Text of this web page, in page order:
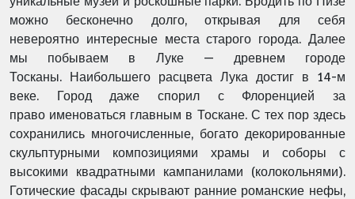
можно бесконечно долго, открывая для себя
невероятно интересные места старого города. Далее
мы побываем в Луке — древнем городе
Тосканы. Наибольшего расцвета Лука достиг в 14-м
веке. Город даже спорил с Флоренцией за
право именоваться главным в Тоскане. С тех пор здесь
сохранились многочисленные, богато декорированные
скульптурными композициями храмы и соборы с
высокими квадратными кампанилами (колокольнями).
Готические фасады скрывают ранние романские нефы,